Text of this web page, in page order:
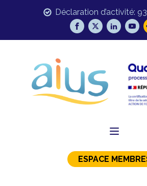
Déclaration d’activité:
ESPACE